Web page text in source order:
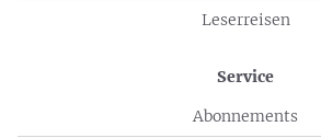
Leserreisen
Service
Abonnements